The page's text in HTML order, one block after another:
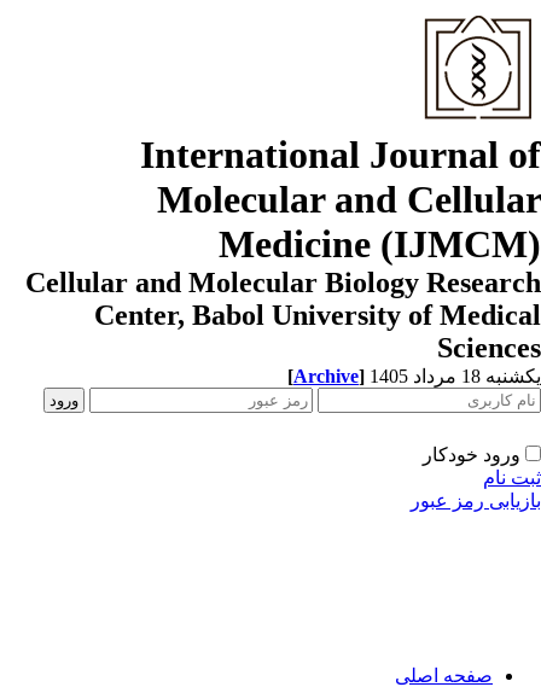
International Journal
Molecular and
Medicine
Cellular and Molecular Biology
Center, Babol University of
18 مرداد 1405 [Archive]
ورود خودکار
نام
رمز عبور
صفحه اصلی